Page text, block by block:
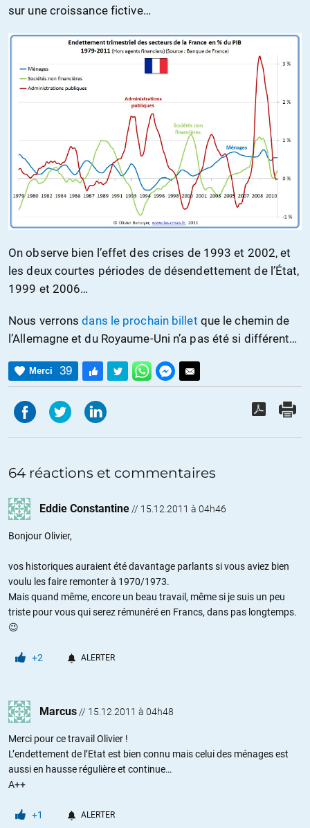
sur une croissance fictive…
On observe bien l’effet des crises de 1993 et 2002, et
les deux courtes périodes de désendettement de l’État,
1999 et 2006…
Nous verronsdans le prochain billet que le chemin de
l’Allemagne et du Royaume-Uni n’a pas été si différent…
Merci 39
64 réactions et commentaires
Eddie Constantine // 15.12.2011 à 04h46
Bonjour Olivier,
vos historiques auraient été davantage parlants si vous aviez bien
voulu les faire remonter à 1970/1973.
Mais quand même, encore un beau travail, même si je suis un peu
triste pour vous qui serez rémunéré en Francs, dans pas longtemps.
😉
+2 ALERTER
Marcus // 15.12.2011 à 04h48
Merci pour ce travail Olivier !
L’endettement de l’Etat est bien connu mais celui des ménages est
aussi en hausse régulière et continue…
A++
+1 ALERTER